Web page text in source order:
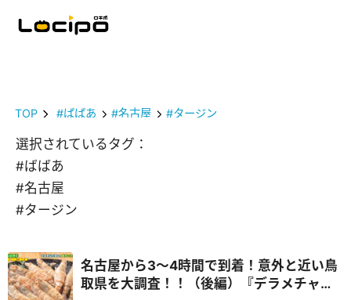
TOP #ばばあ #名古屋 #タージン
選択されているタグ：
#ばばあ
#名古屋
#タージン
名古屋から3～4時間で到着！意外と近い鳥
取県を大調査！！（後編）『デラメチャ気